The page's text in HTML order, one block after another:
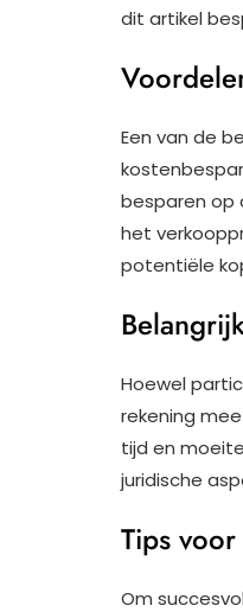
dit artikel
Een van de
besparen op
het
potentiële
Hoewel
rekening
tijd en
juridische
Tips
Om